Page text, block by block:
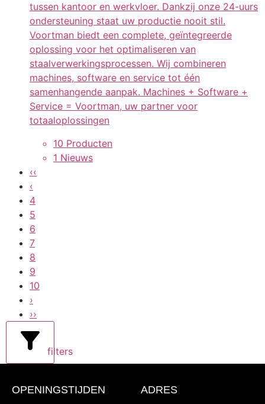
tussen kantoor en werkvloer. Dankzij onze 24-uurs
ondersteuning staat uw productie nooit stil.
Voortman biedt een complete, geïntegreerde
oplossing voor het optimaliseren van
staalverwerkingsprocessen. Wij combineren
machines, software en service tot één
samenhangende aanpak. Machines + Software +
Service = Voortman, uw partner voor
totaaloplossingen
10 Producten
1 Nieuws
‹‹
‹
4
5
6
7
8
9
10
›
››
filters
OPENINGSTIJDEN ADRES